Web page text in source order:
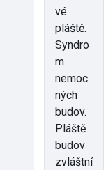
vé
pláště.
Syndro
m
nemoc
ných
budov.
Pláště
budov
zvláštní